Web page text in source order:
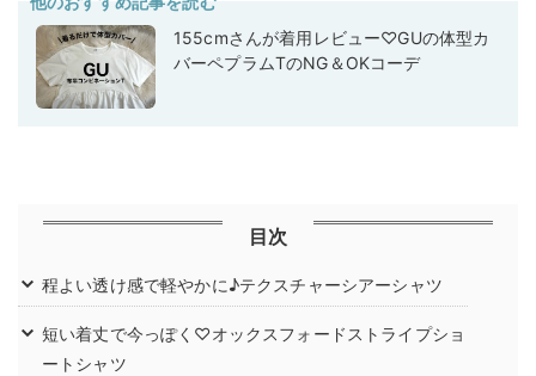
155cmさんが着用レビュー♡GUの体型カ
バーペプラムTのNG＆OKコーデ
目次
程よい透け感で軽やかに♪テクスチャーシアーシャツ
短い着丈で今っぽく♡オックスフォードストライプショ
ートシャツ